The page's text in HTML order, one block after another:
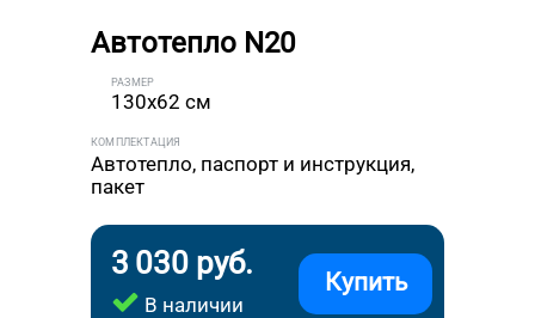
Автотепло N20
РАЗМЕР
130x62 см
КОМПЛЕКТАЦИЯ
Автотепло, паспорт и инструкция,
пакет
3 030 руб.
В наличии
Купить